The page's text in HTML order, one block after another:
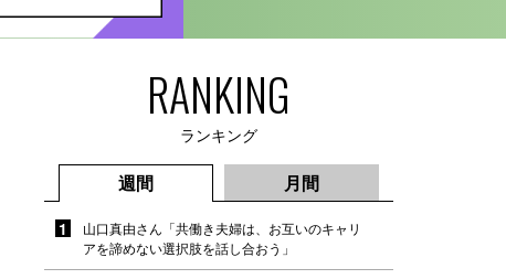
RANKING
ランキング
週間 月間
山口真由さん「共働き夫婦は、お互いのキャリ
アを諦めない選択肢を話し合おう」